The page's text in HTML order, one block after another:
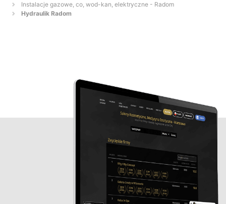
Instalacje gazowe, co, wod-kan, elektryczne - Radom
Hydraulik Radom